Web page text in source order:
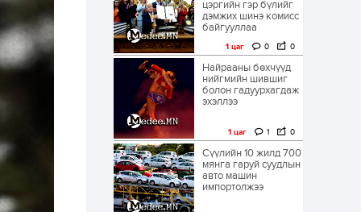
цэргийн гэр бүлийг
дэмжих шинэ комисс
байгууллаа
1 цаг 0 0
Найрааны бөхчүүд
нийгмийн шившиг
болон гадуурхагдаж
эхэллээ
1 цаг 1 0
Сүүлийн 10 жилд 700
мянга гаруй суудлын
авто машин
импортолжээ